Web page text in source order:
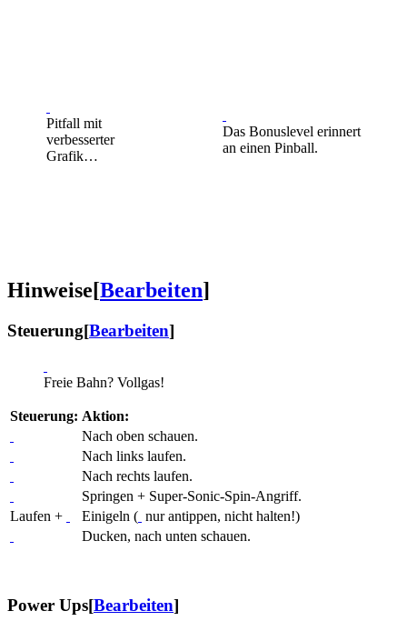
Pitfall mit
verbesserter
Grafik…
Das Bonuslevel erinnert
an einen Pinball.
Hinweise[Bearbeiten]
Steuerung[Bearbeiten]
Freie Bahn? Vollgas!
Steuerung: Aktion:
Nach oben schauen.
Nach links laufen.
Nach rechts laufen.
Springen + Super-Sonic-Spin-Angriff.
Laufen +
Einigeln ( nur antippen, nicht halten!)
Ducken, nach unten schauen.
Power Ups[Bearbeiten]